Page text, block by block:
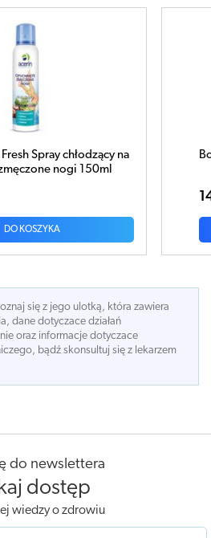
Spray 100ml
DO KOSZYKA
się z jego ulotką, która zawiera
dane dotyczace działań
oraz informacje dotyczace
bądź skonsultuj się z lekarzem
do newslettera
dostęp
wiedzy o zdrowiu